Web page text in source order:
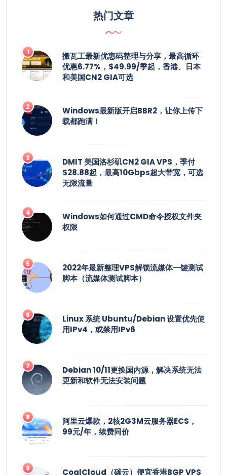
热门文章
搬瓦工最新优惠码整理与分享，最高循环
优惠6.77%，$49.99/季起，香港、日本
和美国CN2 GIA可选
Windows最新版开启BBR2，让你上传下
载都跑满！
DMIT 美国洛杉矶CN2 GIA VPS，季付
$28.88起，最高10Gbps超大带宽，可选
无限流量
Windows如何通过CMD命令授权文件夹
权限
2022年最新整理VPS解锁流媒体一键测试
脚本（流媒体测试脚本）
Linux 系统 Ubuntu/Debian 设置优先使
用IPv4，或禁用IPv6
Debian 10/11更换国内源，解决系统无法
更新和软件无法安装问题
阿里云爆款，2核2G3M云服务器ECS，
99元/年，续费同价
CoalCloud（碳云）便宜香港BGP VPS